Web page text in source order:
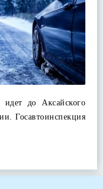
до Аксайского
Госавтоинспекция